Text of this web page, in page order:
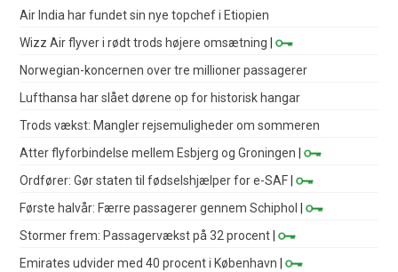
Air India har fundet sin nye topchef i Etiopien
Wizz Air flyver i rødt trods højere omsætning |
Norwegian-koncernen over tre millioner passagerer
Lufthansa har slået dørene op for historisk hangar
Trods vækst: Mangler rejsemuligheder om sommeren
Atter flyforbindelse mellem Esbjerg og Groningen |
Ordfører: Gør staten til fødselshjælper for e-SAF |
Første halvår: Færre passagerer gennem Schiphol
|
Stormer frem: Passagervækst på 32 procent |
Emirates udvider med 40 procent i København |